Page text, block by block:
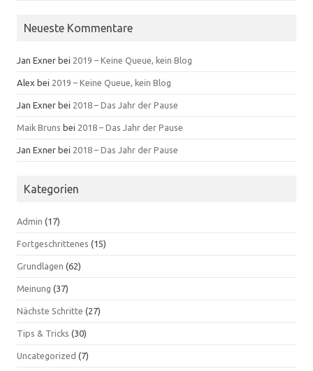
Neueste Kommentare
Jan Exner bei 2019 – Keine Queue, kein Blog
Alex bei 2019 – Keine Queue, kein Blog
Jan Exner bei 2018 – Das Jahr der Pause
Maik Bruns bei 2018 – Das Jahr der Pause
Jan Exner bei 2018 – Das Jahr der Pause
Kategorien
Admin (17)
Fortgeschrittenes (15)
Grundlagen (62)
Meinung (37)
Nächste Schritte (27)
Tips & Tricks (30)
Uncategorized (7)